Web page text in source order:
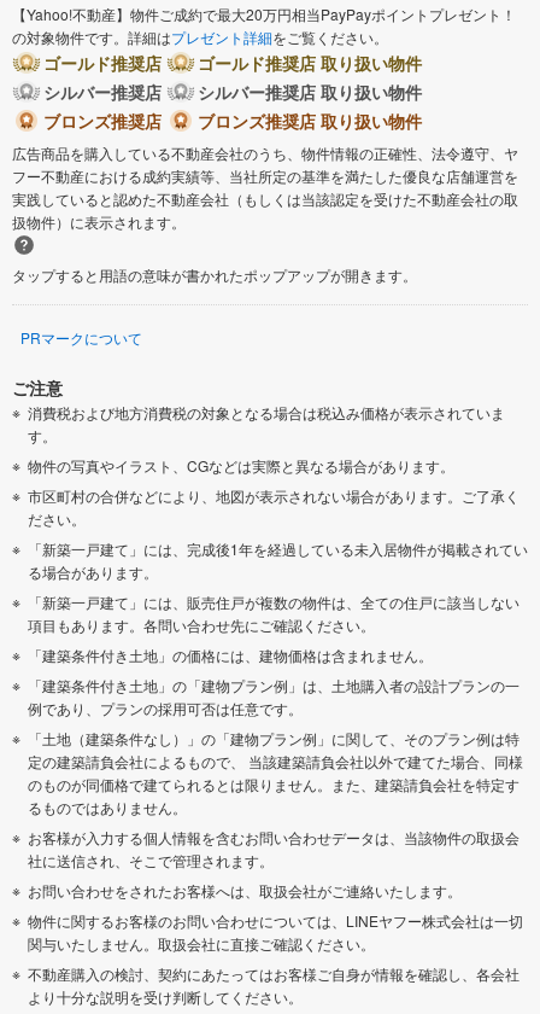
【Yahoo!不動産】物件ご成約で最大20万円相当PayPayポイントプレゼント！
の対象物件です。詳細はプレゼント詳細をご覧ください。
ゴールド推奨店
ゴールド推奨店 取り扱い物件
シルバー推奨店
シルバー推奨店 取り扱い物件
ブロンズ推奨店
ブロンズ推奨店 取り扱い物件
広告商品を購入している不動産会社のうち、物件情報の正確性、法令遵守、ヤ
フー不動産における成約実績等、当社所定の基準を満たした優良な店舗運営を
実践していると認めた不動産会社（もしくは当該認定を受けた不動産会社の取
扱物件）に表示されます。
タップすると用語の意味が書かれたポップアップが開きます。
PRマークについて
ご注意
消費税および地方消費税の対象となる場合は税込み価格が表示されていま
す。
物件の写真やイラスト、CGなどは実際と異なる場合があります。
市区町村の合併などにより、地図が表示されない場合があります。ご了承く
ださい。
「新築一戸建て」には、完成後1年を経過している未入居物件が掲載されてい
る場合があります。
「新築一戸建て」には、販売住戸が複数の物件は、全ての住戸に該当しない
項目もあります。各問い合わせ先にご確認ください。
「建築条件付き土地」の価格には、建物価格は含まれません。
「建築条件付き土地」の「建物プラン例」は、土地購入者の設計プランの一
例であり、プランの採用可否は任意です。
「土地（建築条件なし）」の「建物プラン例」に関して、そのプラン例は特
定の建築請負会社によるもので、 当該建築請負会社以外で建てた場合、同様
のものが同価格で建てられるとは限りません。また、建築請負会社を特定す
るものではありません。
お客様が入力する個人情報を含むお問い合わせデータは、当該物件の取扱会
社に送信され、そこで管理されます。
お問い合わせをされたお客様へは、取扱会社がご連絡いたします。
物件に関するお客様のお問い合わせについては、LINEヤフー株式会社は一切
関与いたしません。取扱会社に直接ご確認ください。
不動産購入の検討、契約にあたってはお客様ご自身が情報を確認し、各会社
より十分な説明を受け判断してください。